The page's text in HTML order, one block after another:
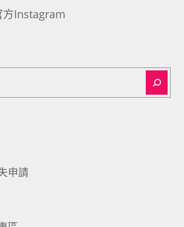
方Instagram
申請